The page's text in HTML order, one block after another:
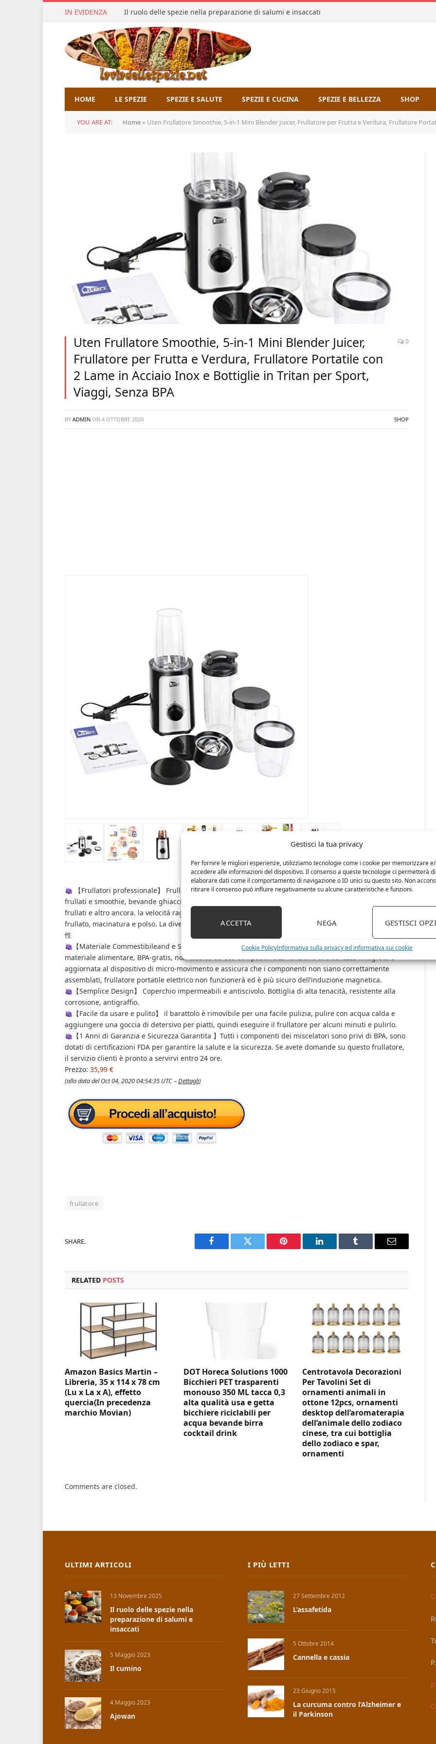
Gestisci la tua privacy
Per fornire le migliori esperienze, utilizziamo tecnologie come i cookie per memorizzare
accedere alle informazioni del dispositivo. Il consenso a queste tecnologie ci permetterà di
elaborare dati come il comportamento di navigazione o ID unici su questo sito. Non
ritirare il consenso può influire negativamente su alcune caratteristiche e funzioni.
ACCETTA NEGA GESTISCI
Cookie PolicyInformativa sulla privacy ed informativa sui cookie
IN EVIDENZA Il ruolo delle spezie nella preparazione di salumi e insaccati
HOME LE SPEZIE SPEZIE E SALUTE SPEZIE E CUCINA SPEZIE E BELLEZZA SHOP
YOU ARE AT: Home » Uten Frullatore Smoothie, 5-in-1 Mini Blender Juicer, Frullatore per Frutta e Verdura, Frullatore Portatile con 2 Lame in
Uten Frullatore Smoothie, 5-in-1 Mini Blender Juicer,
Frullatore per Frutta e Verdura, Frullatore Portatile con
2 Lame in Acciaio Inox e Bottiglie in Tritan per Sport,
Viaggi, Senza BPA
0
BY ADMIN ON 4 OTTOBRE 2020 SHOP
【Frullatori professionale】 Frullatore Portatile: Dimensioni adatte, leggero, Ottimo frullatore per
frullati e smoothie, bevande ghiacciate, shake & moregreat per frullati di frutta, bevande ghiacciate,
frullati e altro ancora. la velocità raggiunge i 22000 rpm. Elevata efficienza di taglio, per ghiaccio tritato,
frullato, macinatura e polso. La diversa velocità consente di processare alimenti di varie durezze. 商品特
性
【Materiale Commestibileand e Sicuro Da Usare】 Questa tazza di succo elettrico è realizzata in
materiale alimentare, BPA-gratis, non tossico ed eco-compatibile.La funzione di sicurezza integrata è
aggiornata al dispositivo di micro-movimento e assicura che i componenti non siano correttamente
assemblati, frullatore portatile elettrico non funzionerà ed è più sicuro dell’induzione magnetica.
【Semplice Design】 Coperchio impermeabili e antiscivolo. Bottiglia di alta tenacità, resistente alla
corrosione, antigraffio.
【Facile da usare e pulito】 il barattolo è rimovibile per una facile pulizia, pulire con acqua calda e
aggiungere una goccia di detersivo per piatti, quindi eseguire il frullatore per alcuni minuti e pulirlo.
【1 Anni di Garanzia e Sicurezza Garantita 】Tutti i componenti dei miscelatori sono privi di BPA, sono
dotati di certificazioni FDA per garantire la salute e la sicurezza. Se avete domande su questo frullatore,
il servizio clienti è pronto a servirvi entro 24 ore.
Prezzo: 35,99 €
(alla data del Oct 04, 2020 04:54:35 UTC –Dettagli)
frullatore
SHARE.
Facebook Twitter Pinterest LinkedIn Tumblr Email
RELATED POSTS
Amazon Basics Martin –
Libreria, 35 x 114 x 78 cm
(Lu x La x A), effetto
quercia(In precedenza
marchio Movian)
DOT Horeca Solutions 1000
Bicchieri PET trasparenti
monouso 350 ML tacca 0,3
alta qualità usa e getta
bicchiere riciclabili per
acqua bevande birra
cocktail drink
Centrotavola Decorazioni
Per Tavolini Set di
ornamenti animali in
ottone 12pcs, ornamenti
desktop dell’aromaterapia
dell’animale dello zodiaco
cinese, tra cui bottiglia
dello zodiaco e spar,
ornamenti
Comments are closed.
ULTIMI ARTICOLI
13 Novembre 2025
Il ruolo delle spezie nella
preparazione di salumi e
insaccati
5 Maggio 2023
Il cumino
4 Maggio 2023
Ajowan
I PIÙ LETTI
27 Settembre 2012
L’assafetida
5 Ottobre 2014
Cannella e cassia
23 Giugno 2015
La curcuma contro l’Alzheimer e
il Parkinson